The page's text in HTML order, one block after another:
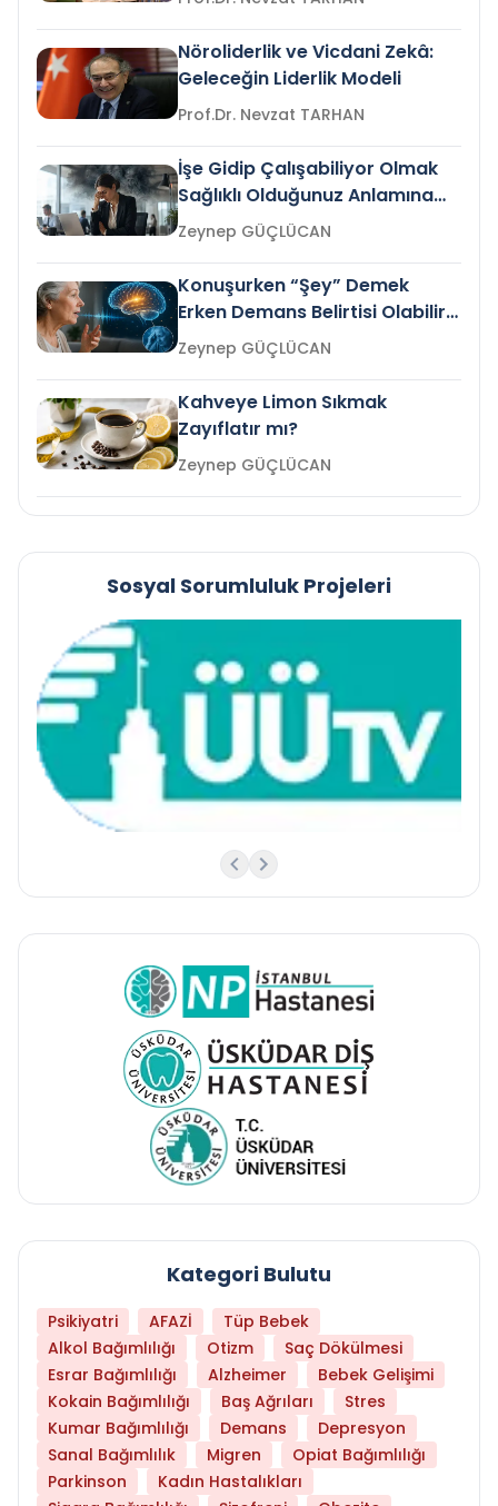
Nöroliderlik ve Vicdani Zekâ:
Geleceğin Liderlik Modeli
Prof.Dr. Nevzat TARHAN
İşe Gidip Çalışabiliyor Olmak
Sağlıklı Olduğunuz Anlamına
Gelir mi?Zeynep GÜÇLÜCAN
Konuşurken “Şey” Demek
Erken Demans Belirtisi Olabilir
mi?
Zeynep GÜÇLÜCAN
Kahveye Limon Sıkmak
Zayıflatır mı?
Zeynep GÜÇLÜCAN
Sosyal Sorumluluk Projeleri
Kategori Bulutu
Psikiyatri AFAZİ
Tüp Bebek
Alkol Bağımlılığı
Otizm
Saç Dökülmesi
Esrar Bağımlılığı
Alzheimer
Bebek Gelişimi
Kokain Bağımlılığı
Baş Ağrıları
Stres
Kumar Bağımlılığı
Demans
Depresyon
Sanal Bağımlılık
Migren
Opiat Bağımlılığı
Parkinson
Kadın Hastalıkları